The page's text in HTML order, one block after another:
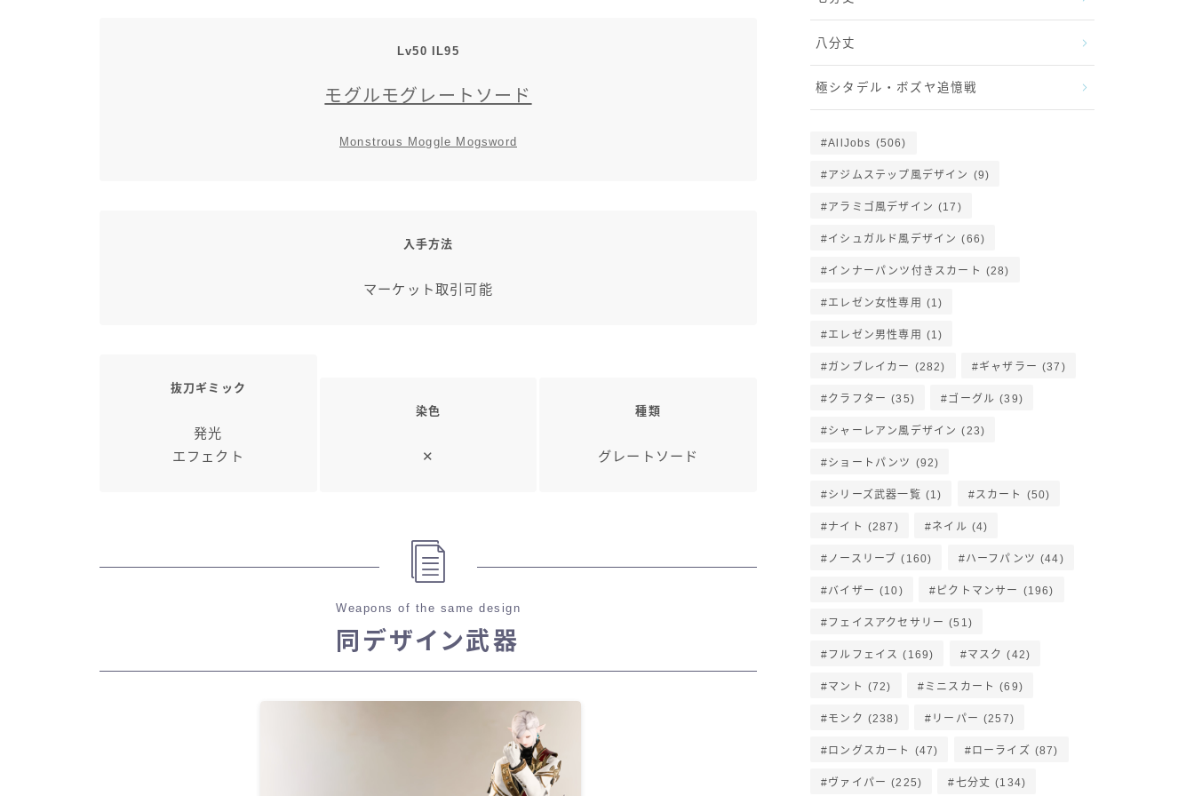
Lv50 IL95
モグルモグレートソード
Monstrous Moggle Mogsword
入手方法
マーケット取引可能
抜刀ギミック
発光
エフェクト
染色
✕
種類
グレートソード
Weapons of the same design
同デザイン武器
八分丈
極シタデル・ボズヤ追憶戦
AllJobs (506)
アジムステップ風デザイン (9)
アラミゴ風デザイン (17)
イシュガルド風デザイン (66)
インナーパンツ付きスカート (28)
エレゼン女性専用 (1)
エレゼン男性専用 (1)
ガンブレイカー (282) ギャザラー (37)
クラフター (35) ゴーグル (39)
シャーレアン風デザイン (23)
ショートパンツ (92)
シリーズ武器一覧 (1) スカート (50)
ナイト (287) ネイル (4)
ノースリーブ (160) ハーフパンツ (44)
バイザー (10) ピクトマンサー (196)
フェイスアクセサリー (51)
フルフェイス (169) マスク (42)
マント (72) ミニスカート (69)
モンク (238) リーパー (257)
ロングスカート (47) ローライズ (87)
ヴァイパー (225) 七分丈 (134)